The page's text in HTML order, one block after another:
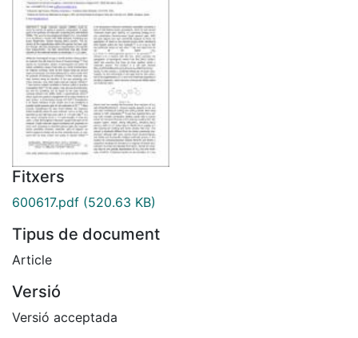
Fitxers
600617.pdf (520.63 KB)
Tipus de document
Article
Versió
Versió acceptada